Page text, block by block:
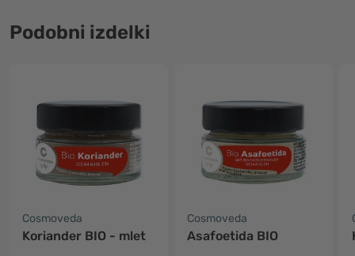
Podobni izdelki
Cosmoveda
Koriander BIO - mlet
Cosmoveda
Asafoetida BIO